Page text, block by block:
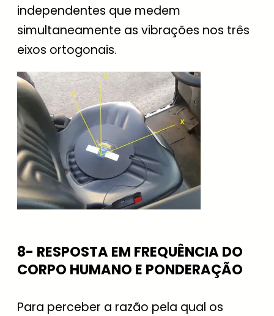
independentes que medem
simultaneamente as vibrações nos três
eixos ortogonais.
8- RESPOSTA EM FREQUÊNCIA DO
CORPO HUMANO E PONDERAÇÃO
Para perceber a razão pela qual os